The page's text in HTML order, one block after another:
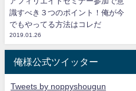
識すべき３つのポイント！俺が今
でもやってる方法はコレだ
2019.01.26
俺様公式ツイッター
Tweets by noppyshougun